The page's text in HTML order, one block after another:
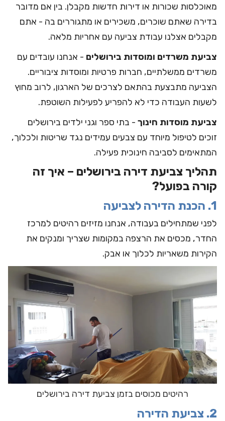
מאוכלסות שכורות או דירות חדשות מקבלן. בין אם מדובר
בדירה שאתם שוכרים, משכירים או מתגוררים בה - אתם
מקבלים אצלנו עבודת צביעה עם אחריות מלאה.
צביעת משרדים ומוסדות בירושלים - אנחנו עובדים עם
משרדים ממשלתיים, חברות פרטיות ומוסדות ציבוריים.
הצביעה מתבצעת בהתאם לצרכים של הארגון, לרוב מחוץ
לשעות העבודה כדי לא להפריע לפעילות השוטפת.
צביעת מוסדות חינוך- בתי ספר וגני ילדים בירושלים
זוכים לטיפול מיוחד עם צבעים עמידים נגד שריטות ולכלוך,
המתאימים לסביבה חינוכית פעילה.
תהליך צביעת דירה בירושלים – איך זה
קורה בפועל?
1. הכנת הדירה לצביעה
לפני שמתחילים בעבודה, אנחנו מזיזים רהיטים למרכז
החדר, מכסים את הרצפה במקומות שצריך ומנקים את
הקירות משאריות לכלוך או אבק.
רהיטים מכוסים בזמן צביעת דירה בירושלים
2. צביעת הדירה